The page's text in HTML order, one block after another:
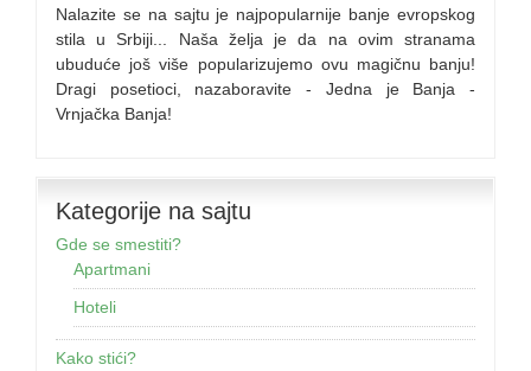
Nalazite se na sajtu je najpopularnije banje evropskog
stila u Srbiji... Naša želja je da na ovim stranama
ubuduće još više popularizujemo ovu magičnu banju!
Dragi posetioci, nazaboravite - Jedna je Banja -
Vrnjačka Banja!
Kategorije na sajtu
Gde se smestiti?
Apartmani
Hoteli
Kako stići?